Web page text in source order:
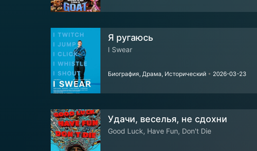
Я ругаюсь
I Swear
Биография, Драма, Исторический • 2026-03-23
Удачи, веселья, не сдохни
Good Luck, Have Fun, Don't Die